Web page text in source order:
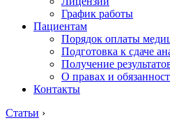
График работы
Пациентам
Порядок оплаты
Подготовка к сдаче
Получение
О правах и
Контакты
Статьи ›